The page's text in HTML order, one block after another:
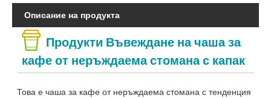
Описание на продукта
Продукти Въвеждане на чаша за
кафе от неръждаема стомана с капак
Това е чаша за кафе от неръждаема стомана с тенденция